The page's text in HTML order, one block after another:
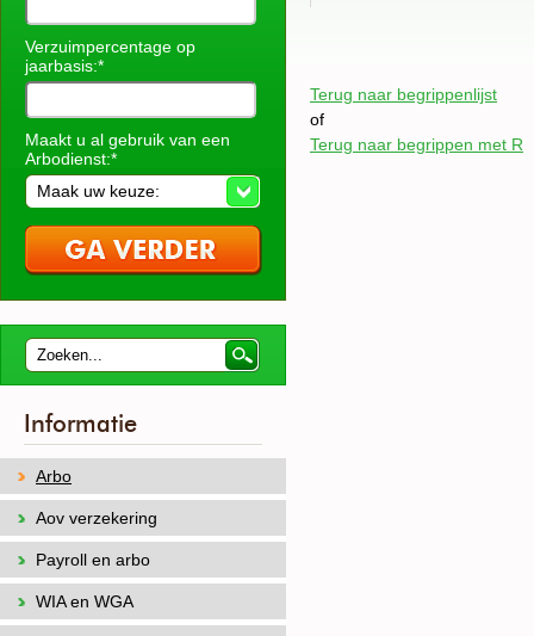
Terug naar begrippenlijst
of
Terug naar begrippen met R
Verzuimpercentage op
jaarbasis:*
Maakt u al gebruik van een
Arbodienst:*
Maak uw keuze:
Informatie
Arbo
Aov verzekering
Payroll en arbo
WIA en WGA